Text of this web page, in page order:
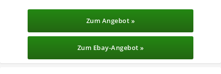
Zum Angebot »
Zum Ebay-Angebot »